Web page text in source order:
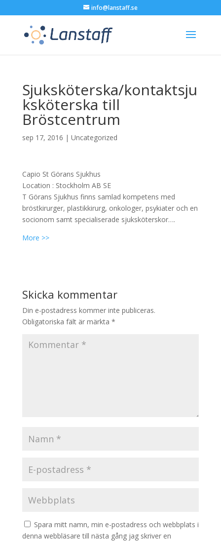
info@lanstaff.se
Sjuksköterska/kontaktsju
ksköterska till
Bröstcentrum
sep 17, 2016 | Uncategorized
Capio St Görans Sjukhus
Location : Stockholm AB SE
T Görans Sjukhus finns samlad kompetens med
bröstkirurger, plastikkirurg, onkologer, psykiater och en
socionom samt specialiserade sjuksköterskor….
More >>
Skicka kommentar
Din e-postadress kommer inte publiceras.
Obligatoriska fält är märkta *
Spara mitt namn, min e-postadress och webbplats i
denna webbläsare till nästa gång jag skriver en